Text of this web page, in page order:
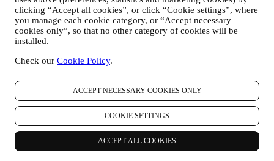
clicking “Accept all cookies”, or click “Cookie settings”, where
you manage each cookie category, or “Accept necessary
cookies only”, so that no other category of cookies will be
installed.
Check our Cookie Policy.
ACCEPT NECESSARY COOKIES ONLY
COOKIE SETTINGS
ACCEPT ALL COOKIES
VOOR ONZE WETTELIJKE VERPLICHTINGEN
Mogelijk moeten we bepaalde gegevens over u verwerken om
te voldoen aan onze wettelijke verplichtingen en andere
verplichtingen die voortvloeien uit instructies van de overheid.
We zullen uw gegevens gebruiken om een Le Creuset-
voordelen voor geregistreerde gebruikers, om beter te kunnen
genieten van onze diensten, zoals sneller afrekenen, meerdere
verzendadressen opslaan, bestellingen bekijken en volgen.
Elke verwerkingsactiviteit is vereist om ons in staat te stellen
deze diensten aan u als Le Creuset-accounthouder te leveren.
OM UW BESTELLINGEN TE BEHEREN EN OM ONZE
PRODUCTEN, DIENSTEN EN ASSISTENTIE AAN U